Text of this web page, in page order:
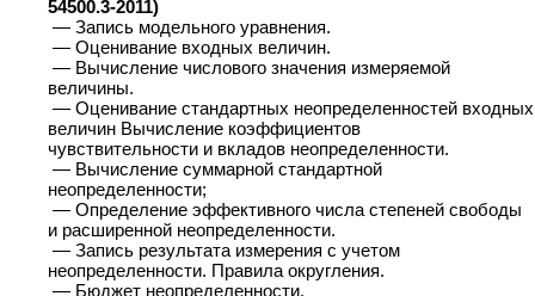
54500.3-2011)
— Запись модельного уравнения.
— Оценивание входных величин.
— Вычисление числового значения измеряемой
величины.
— Оценивание стандартных неопределенностей входных
величин Вычисление коэффициентов
чувствительности и вкладов неопределенности.
— Вычисление суммарной стандартной
неопределенности;
— Определение эффективного числа степеней свободы
и расширенной неопределенности.
— Запись результата измерения с учетом
неопределенности. Правила округления.
— Бюджет неопределенности.